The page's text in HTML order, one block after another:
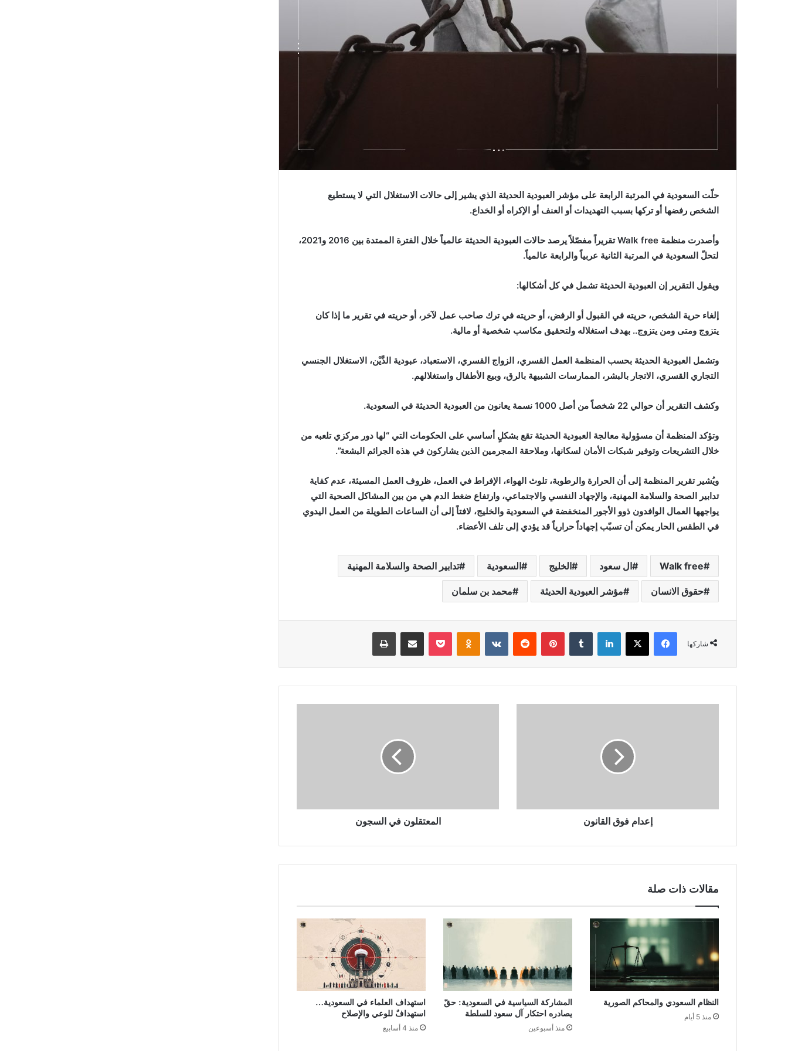
حلّت السعودية في المرتبة الرابعة على مؤشر العبودية الحديثة الذي يشير إلى حالات الاستغلال التي لا يستطيع
الشخص رفضها أو تركها بسبب التهديدات أو العنف أو الإكراه أو الخداع.
وأصدرت منظمة Walk free
تقريراً مفصّلاً يرصد حالات العبودية الحديثة عالمياً خلال الفترة الممتدة بين 2016 و2021،
لتحلّ السعودية في المرتبة الثانية عربياً والرابعة عالمياً.
ويقول التقرير إن العبودية الحديثة تشمل في كل أشكالها:
إلغاء حرية الشخص، حريته في القبول أو الرفض، أو حريته في ترك صاحب عمل لآخر، أو حريته في تقرير ما إذا كان
يتزوج ومتى ومن يتزوج.. بهدف استغلاله ولتحقيق مكاسب شخصية أو مالية.
وتشمل العبودية الحديثة بحسب المنظمة العمل القسري، الزواج القسري، الاستعباد، عبودية الدَّيْن، الاستغلال الجنسي
التجاري القسري، الاتجار بالبشر، الممارسات الشبيهة بالرق، وبيع الأطفال واستغلالهم.
وكشف التقرير أن حوالي 22 شخصاً من أصل 1000 نسمة يعانون من العبودية الحديثة في السعودية.
وتؤكد المنظمة أن مسؤولية معالجة العبودية الحديثة تقع بشكلٍ أساسي على الحكومات التي “لها دور مركزي تلعبه من
خلال التشريعات وتوفير شبكات الأمان لسكانها، وملاحقة المجرمين الذين يشاركون في هذه الجرائم البشعة”.
ويُشير تقرير المنظمة إلى أن الحرارة والرطوبة، تلوث الهواء، الإفراط في العمل، ظروف العمل المسيئة، عدم كفاية
تدابير الصحة والسلامة المهنية، والإجهاد النفسي والاجتماعي، وارتفاع ضغط الدم هي من بين المشاكل الصحية التي
يواجهها العمال الوافدون ذوو الأجور المنخفضة في السعودية والخليج، لافتاً إلى أن الساعات الطويلة من العمل اليدوي
في الطقس الحار يمكن أن تسبّب إجهاداً حرارياً قد يؤدي إلى تلف الأعضاء.
Walk free ال سعود الخليج السعودية تدابير الصحة والسلامة المهنية
حقوق الانسان مؤشر العبودية الحديثة محمد بن سلمان
شاركها
فيسبوك X لينكدإن بينتيريست Odnoklassniki
بوكيت مشاركة عبر البريد طباعة
إعدام فوق القانون المعتقلون في السجون
مقالات ذات صلة
النظام السعودي والمحاكم الصورية
منذ 5 أيام
المشاركة السياسية في السعودية: حقّ
يصادره احتكار آل سعود للسلطة
منذ أسبوعين
استهداف العلماء في السعودية…
استهدافٌ للوعي والإصلاح
منذ 4 أسابيع